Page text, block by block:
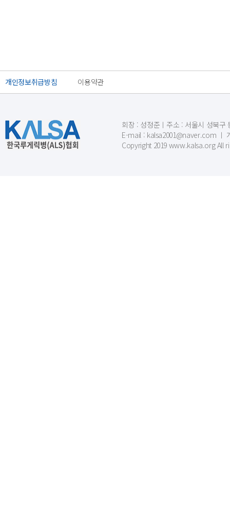
개인정보취급방침 이용약관
회장 : 성정준ㅣ주소 : 서울시 성북구
E-mail : kalsa2001@naver.com ㅣ
Copyright 2019 www.kalsa.org All